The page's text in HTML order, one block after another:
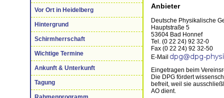
Vor Ort in Heidelberg
Hintergrund
Schirmherrschaft
Wichtige Termine
Ankunft & Unterkunft
Tagung
Anbieter
Deutsche Physikalische
Hauptstraße 5
53604 Bad Honnef
Tel. (0 22 24) 92 32-0
Fax (0 22 24) 92 32-50
E-Mail
Eingetragen beim
Die DPG fördert
befreit, weil sie
AO dient.